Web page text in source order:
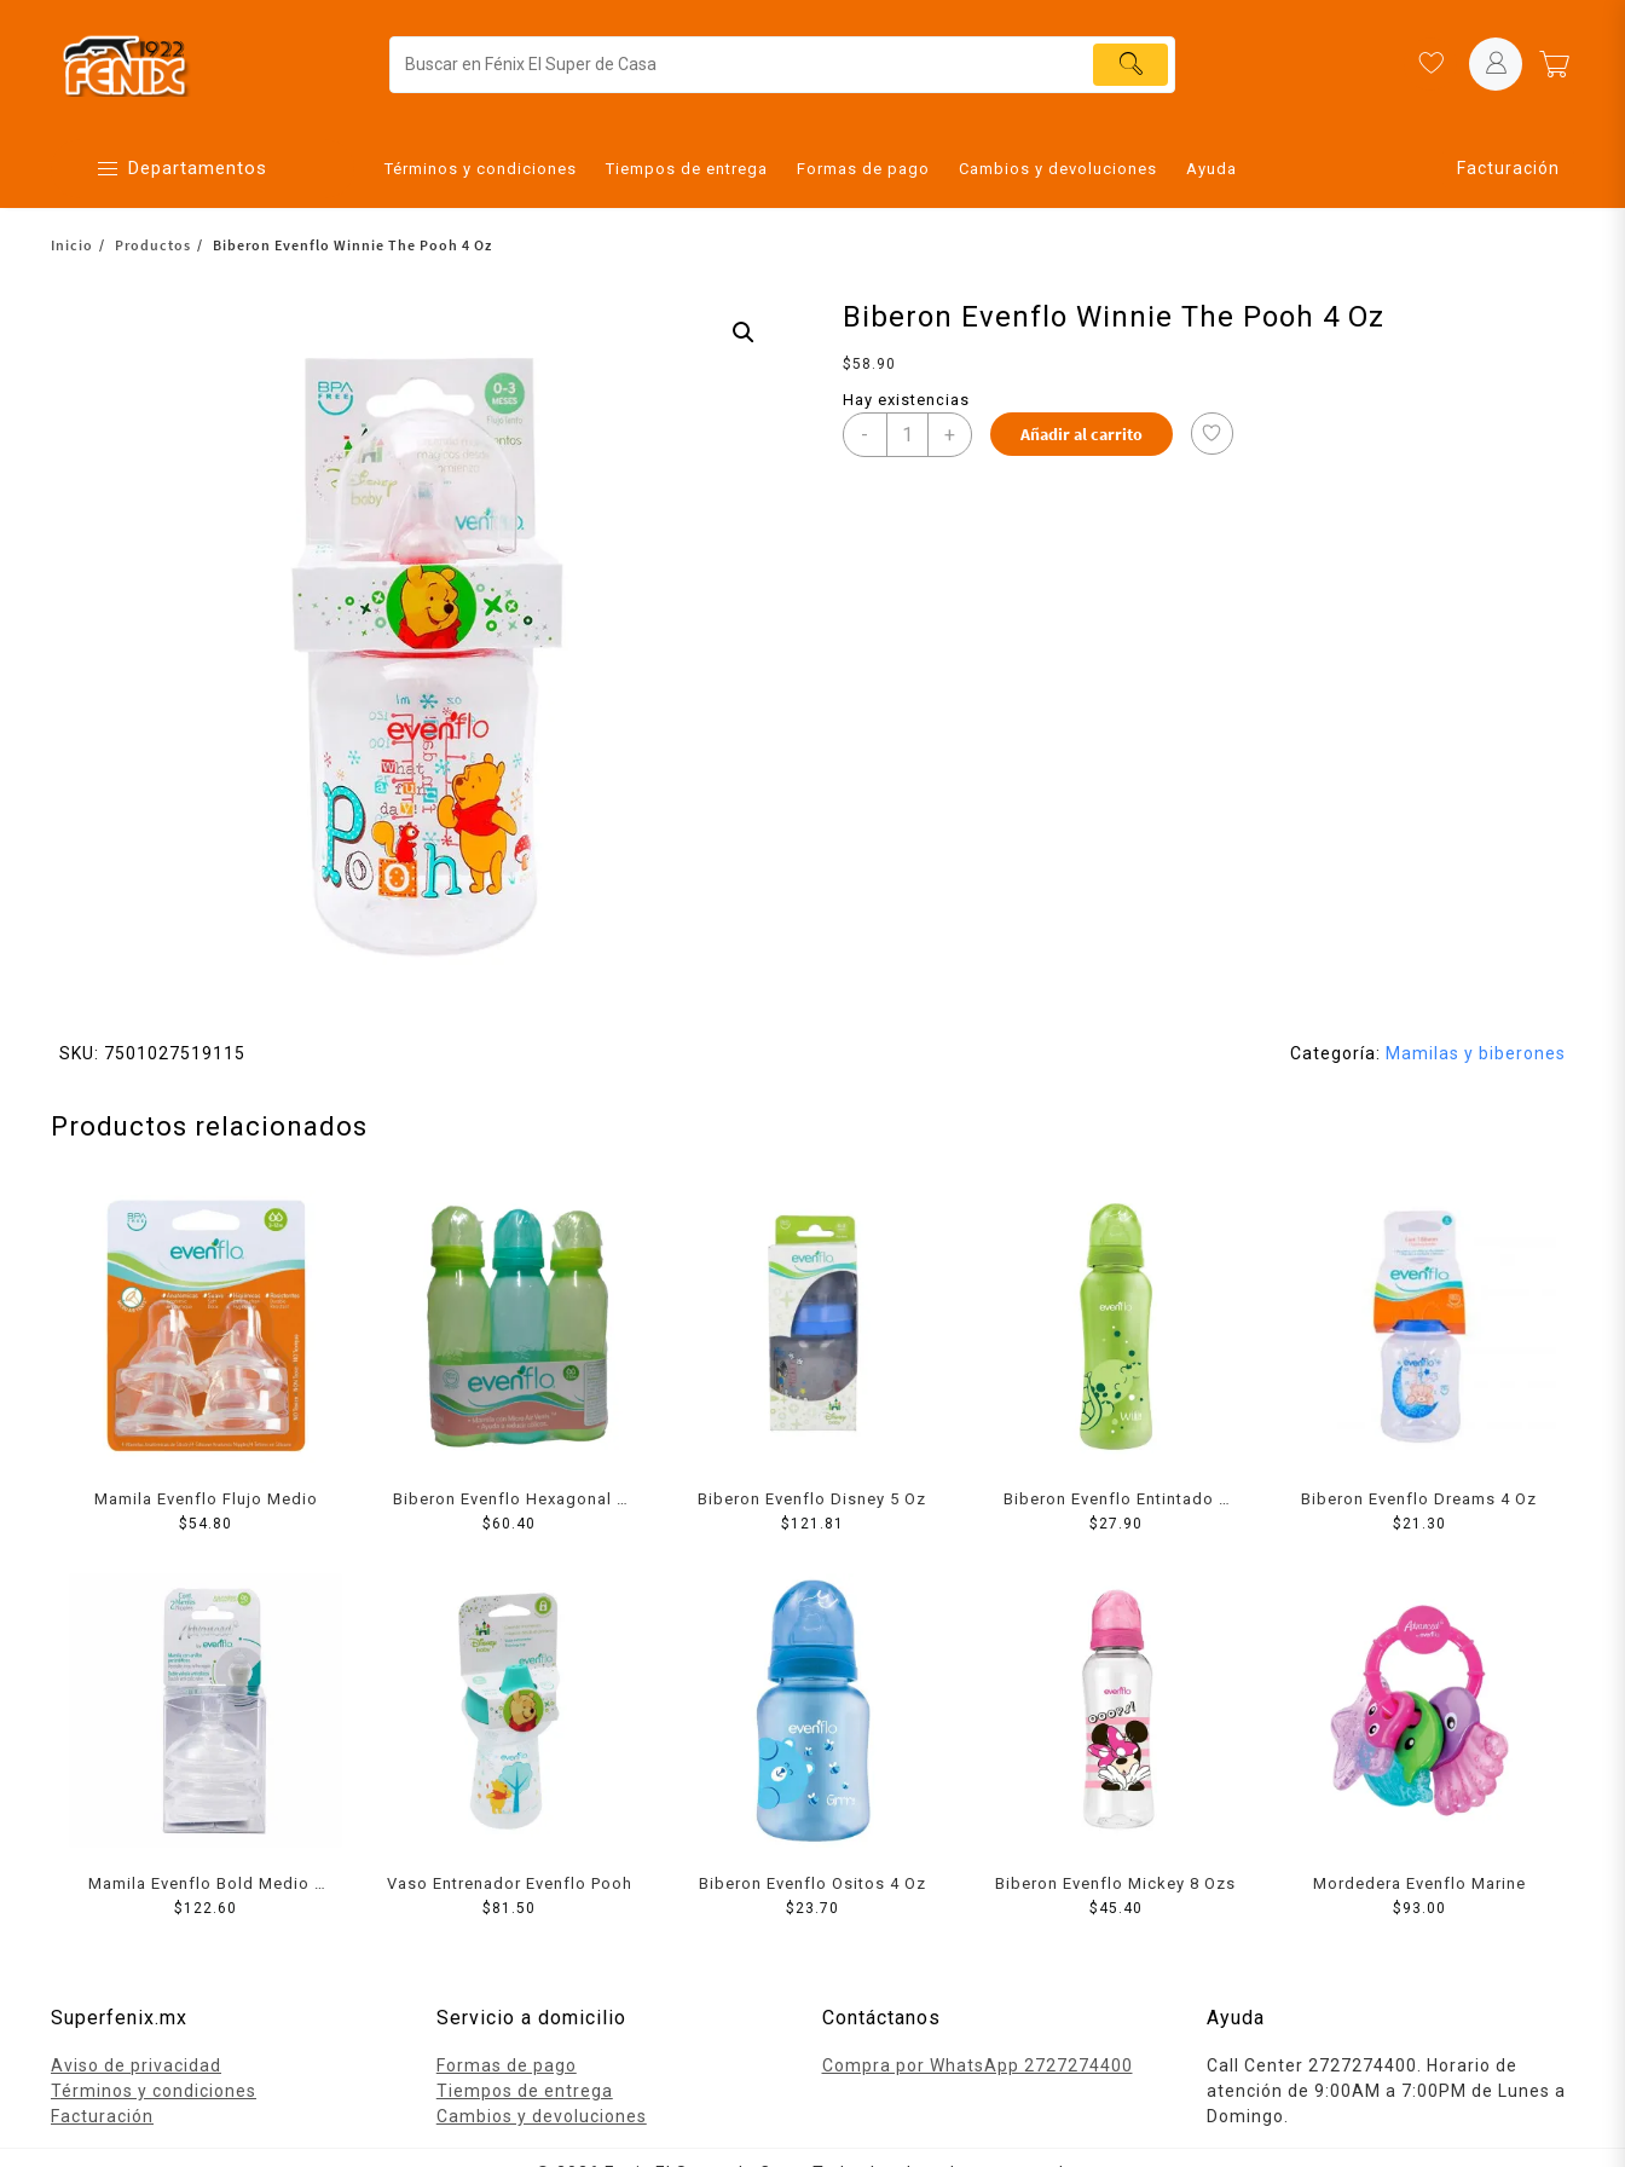
Departamentos
Alimentos
Términos y condiciones Tiempos de entrega Formas de pago Cambios y devoluciones Ayuda Facturación
Inicio Productos Biberon Evenflo Winnie The Pooh 4 Oz
Biberon Evenflo Winnie The Pooh 4 Oz
$58.90
Hay existencias
- + Añadir al carrito
SKU: 7501027519115 Categoría: Mamilas y biberones
Productos relacionados
Mamila Evenflo Flujo Medio
$54.80
Biberon Evenflo Hexagonal 8
Oz
$60.40
Biberon Evenflo Disney 5 Oz
$121.81
Biberon Evenflo Entintado 8
Oz
$27.90
Biberon Evenflo Dreams 4 Oz
$21.30
Mamila Evenflo Bold Medio 2
Pack
$122.60
Vaso Entrenador Evenflo Pooh
$ 81.50
Biberon Evenflo Ositos 4 Oz
$ 23.70
Biberon Evenflo Mickey 8 Ozs
$45.40
Mordedera Evenflo Marine
$ 93.00
Superfenix.mx
Aviso de privacidad
Términos y condiciones
Facturación
Servicio a domicilio
Formas de pago
Tiempos de entrega
Cambios y devoluciones
Contáctanos
Compra por WhatsApp 2727274400
Ayuda
Call Center 2727274400. Horario de
atención de 9:00AM a 7:00PM de Lunes a
Domingo.